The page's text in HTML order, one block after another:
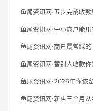
鱼尾资讯网·五步完成收
鱼尾资讯网·中小商户能
鱼尾资讯网·商户最常踩
鱼尾资讯网·替别人收款
鱼尾资讯网·2026年你该
鱼尾资讯网·新店三个月